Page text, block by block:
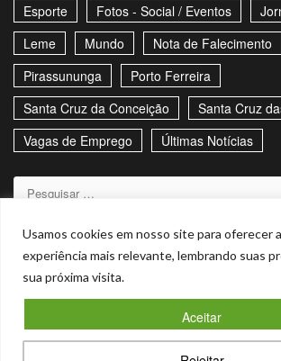
Usamos cookies em nosso site para oferecer
experiência mais relevante, lembrando suas
sua próxima visita.
Aceitar
Esporte
Fotos - Social / Eventos
Leme
Mundo Nota de Falecimento
Pirassununga
Porto Ferreira
Santa Cruz da Conceição
Santa Cruz
Vagas de Emprego
Últimas Notícias
Pesquisar
Sitemap Política de
Stories
Facebook
Youtube
Copyright © Todos os direitos